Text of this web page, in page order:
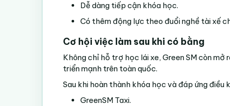
Dễ dàng tiếp cận khóa học.
Có thêm động lực theo đuổi nghề tài xế
Cơ hội việc làm sau khi có bằng
Không chỉ hỗ trợ học lái xe, Green SM còn
triển mạnh trên toàn quốc.
Sau khi hoàn thành khóa học và đáp ứng điều
GreenSM Taxi.